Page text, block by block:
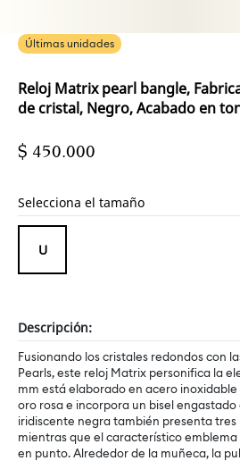
Últimas unidades
Reloj Matrix pearl bangle,
de cristal, Negro, Acabado en
$ 450.000
Selecciona el tamaño
Descripción:
Fusionando los cristales redondos con
Pearls, este reloj Matrix personifica la
mm está elaborado en acero
oro rosa e incorpora un bisel engastado
iridiscente negra también presenta tres
mientras que el característico emblema
en punto. Alrededor de la muñeca, la